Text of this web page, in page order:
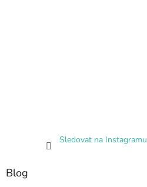
Sledovat na Instagramu
Blog